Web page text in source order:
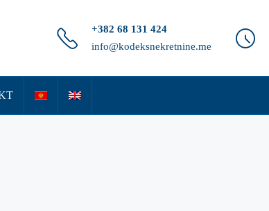
+382 68 131 424
info@kodeksnekretnine.me